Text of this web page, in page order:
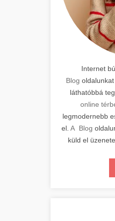
Internet
Blog
láthatóbbá
online
legmodernebb
el. A Blog
küld el